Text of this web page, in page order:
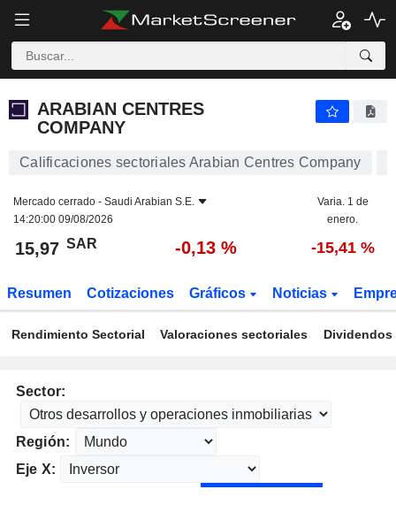
ARABIAN CENTRES
COMPANY
Calificaciones sectoriales Arabian Centres Company
Mercado cerrado - Saudi Arabian S.E.
14:20:00 09/08/2026
Varia. 1 de
enero.
15,97 SAR -0,13 % -15,41 %
Resumen Cotizaciones Gráficos Noticias
Rendimiento Sectorial Valoraciones sectoriales
Sector:
Región:
Eje X: